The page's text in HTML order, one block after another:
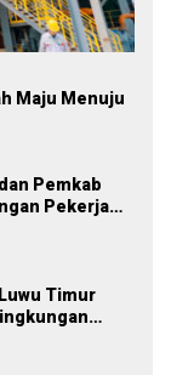
Maju Menuju
Pemkab
Pekerja
Timur